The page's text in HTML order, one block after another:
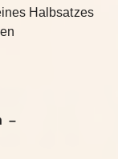
Halbsatzes
–